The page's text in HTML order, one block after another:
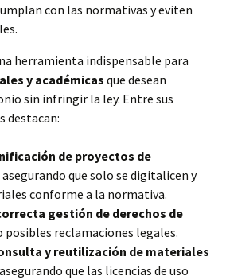
con las normativas y eviten
herramienta indispensable para
y académicas que desean
sin infringir la ley. Entre sus
destacan:
de proyectos de
asegurando que solo se digitalicen y
conforme a la normativa.
gestión de derechos de
posibles reclamaciones legales.
y reutilización de materiales
que las licencias de uso